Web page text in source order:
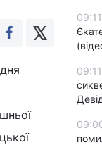
09:11
09:11